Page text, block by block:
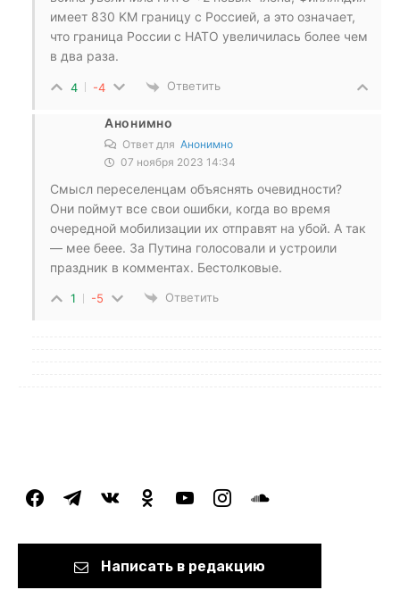
имеет 830 KM границу с Россией, а это означает,
что граница России с НАТО увеличилась более чем
в два раза.
4 -4 Ответить
Анонимно
Ответ для Анонимно
07 ноября 2023 14:34
Смысл переселенцам объяснять очевидности?
Они поймут все свои ошибки, когда во время
очередной мобилизации их отправят на убой. А так
— мее беее. За Путина голосовали и устроили
праздник в комментах. Бестолковые.
1 -5 Ответить
facebooktelegramvkontakteodnoklassniki
youtubeinstagramsoundcloud
Написать в редакцию